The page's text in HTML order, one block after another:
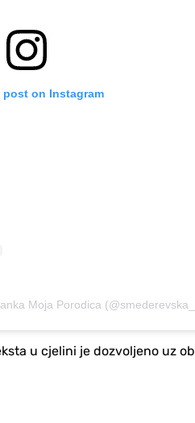
post on Instagram
u cjelini je dozvoljeno uz